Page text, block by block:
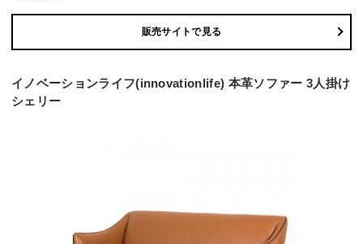
販売サイトで見る
イノベーションライフ(innovationlife) 本革ソファー 3人掛け
シェリー